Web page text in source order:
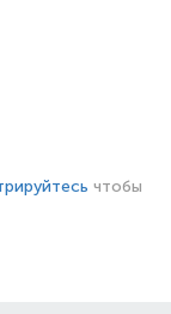
чтобы